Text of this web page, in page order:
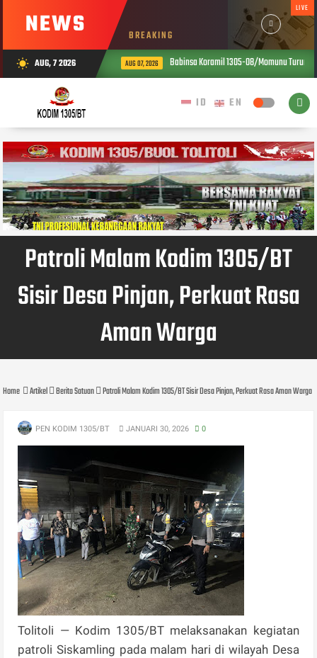
NEWS BREAKING
LIVE
wb_sunny AUG, 7 2026 AUG 07, 2026 Babinsa Koramil 1305-08/Momunu Turun
Patroli Malam Kodim 1305/BT
Sisir Desa Pinjan, Perkuat Rasa
Aman Warga
Home Artikel Berita Satuan Patroli Malam Kodim 1305/BT Sisir Desa Pinjan, Perkuat Rasa Aman Warga
PEN KODIM 1305/BT JANUARI 30, 2026 0
Tolitoli — Kodim 1305/BT melaksanakan kegiatan
patroli Siskamling pada malam hari di wilayah Desa